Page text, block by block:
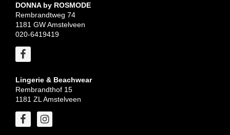
DONNA by ROSMODE
Rembrandtweg 74
1181 GW Amstelveen
020-6419419
Lingerie & Beachwear
Rembrandthof 15
1181 ZL Amstelveen